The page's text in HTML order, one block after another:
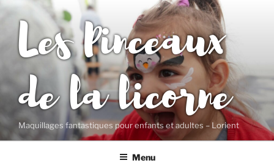
Aller
contenu
principalLes Pinceaux
de la licorne
Maquillages fantastiques pour enfants et adultes – Lorient
Menu